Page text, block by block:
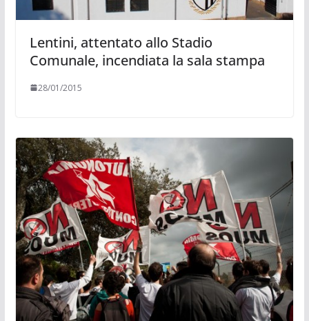
Lentini, attentato allo Stadio
Comunale, incendiata la sala stampa
28/01/2015